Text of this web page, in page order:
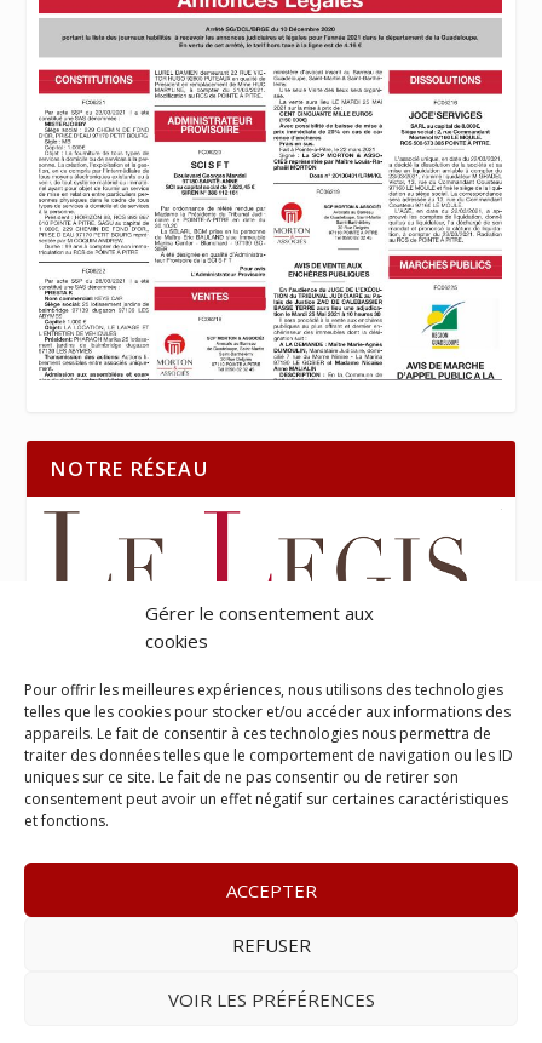
Gérer le consentement aux
cookies
Pour offrir les meilleures expériences, nous utilisons des technologies
telles que les cookies pour stocker et/ou accéder aux informations des
appareils. Le fait de consentir à ces technologies nous permettra de
traiter des données telles que le comportement de navigation ou les ID
uniques sur ce site. Le fait de ne pas consentir ou de retirer son
consentement peut avoir un effet négatif sur certaines caractéristiques
et fonctions.
ACCEPTER
REFUSER
VOIR LES PRÉFÉRENCES
NOTRE RÉSEAU
– www.leprobant.fr –
contact@leprobant.fr–